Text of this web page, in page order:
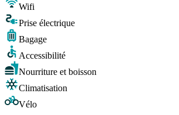
Wifi
Prise électrique
Bagage
Accessibilité
Nourriture et boisson
Climatisation
Vélo